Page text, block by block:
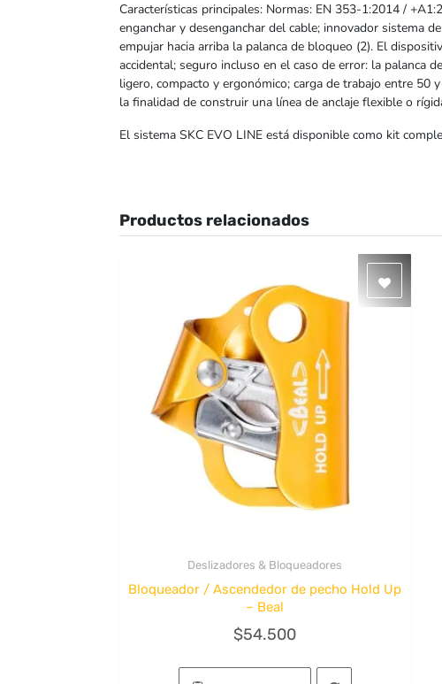
Características principales: Normas: EN 353-1:2014 /
enganchar y desenganchar del cable; innovador sistema
empujar hacia arriba la palanca de bloqueo (2). El
accidental; seguro incluso en el caso de error: la palanca
ligero, compacto y ergonómico; carga de trabajo entre 50
la finalidad de construir una línea de anclaje flexible o
El sistema SKC EVO LINE está disponible como kit
Productos relacionados
Deslizadores & Bloqueadores
Bloqueador / Ascendedor de pecho Hold Up
– Beal
$54.500